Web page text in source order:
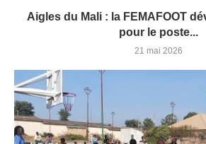
Aigles du Mali : la FEMAFOOT
pour le poste...
21 mai 2026